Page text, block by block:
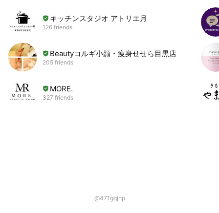
キッチンスタジオ アトリエ月
126 friends
Beautyコルギ小顔・痩身せせら目黒店
205 friends
MORE.
327 friends
@471gqjhp